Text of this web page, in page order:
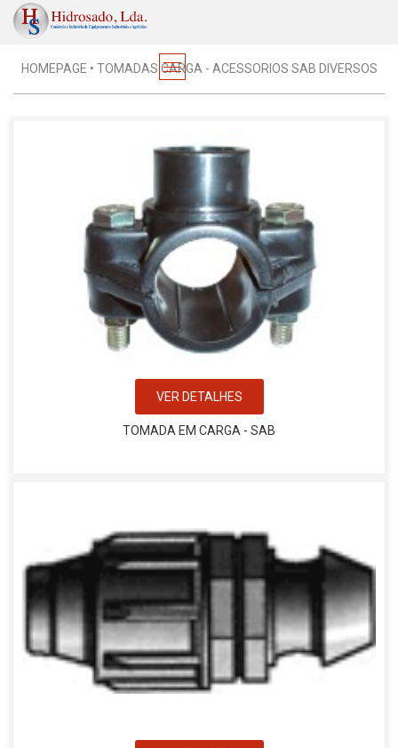
Acessórios Rápidos / Plástico
HOMEPAGE • TOMADAS CARGA - ACESSORIOS SAB DIVERSOS
VER DETALHES
TOMADA EM CARGA - SAB